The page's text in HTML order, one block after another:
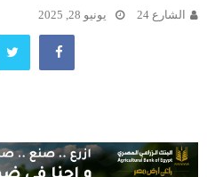
الشارع 24 يونيو 28, 2025